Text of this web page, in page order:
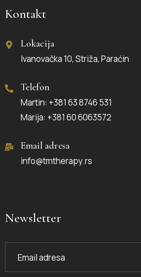
Kontakt
Lokacija
Ivanovačka 10, Striža, Paraćin
Telefon
Martin: +381 63 8746 531
Marija: +381 60 6063572
Email adresa
info@tmtherapy.rs
Newsletter